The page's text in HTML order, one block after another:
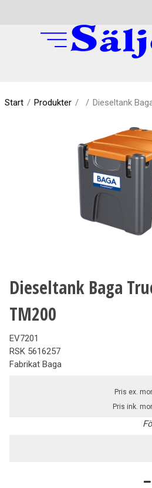
Start / Produkter / / Dieseltank
Dieseltank Baga
TM200
EV7201
RSK 5616257
Fabrikat Baga
Pris ex.
Pris ink.